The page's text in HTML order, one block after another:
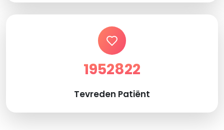
1952822
Tevreden Patiënt